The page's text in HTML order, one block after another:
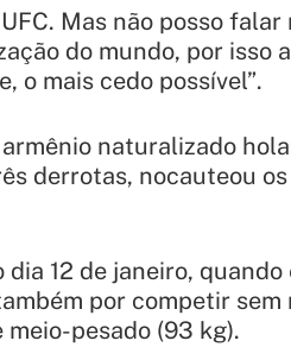
Mas não posso falar
do mundo, por isso
o mais cedo possível”.
naturalizado
derrotas, nocauteou
12 de janeiro,
por competir sem
pesado (93 kg).